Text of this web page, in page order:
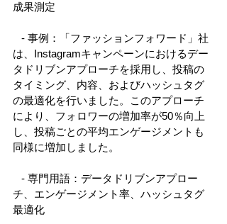
成果測定
- 事例：「ファッションフォワード」社
は、Instagramキャンペーンにおけるデー
タドリブンアプローチを採用し、投稿の
タイミング、内容、およびハッシュタグ
の最適化を行いました。このアプローチ
により、フォロワーの増加率が50％向上
し、投稿ごとの平均エンゲージメントも
同様に増加しました。
- 専門用語：データドリブンアプロー
チ、エンゲージメント率、ハッシュタグ
最適化